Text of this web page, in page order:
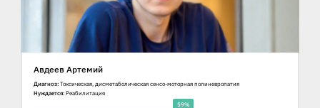
Авдеев Артемий
Диагноз: Токсическая, дисметаболическая сенсо-моторная полиневропатия
Нуждается: Реабилитация
59%